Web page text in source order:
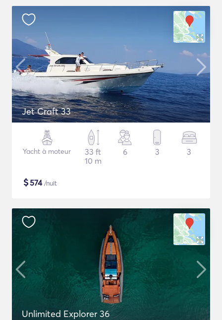
Jet Craft 33
Yacht à moteur
33 ft
10 m
6 3 3
$574/nuit
Unlimited Explorer 36